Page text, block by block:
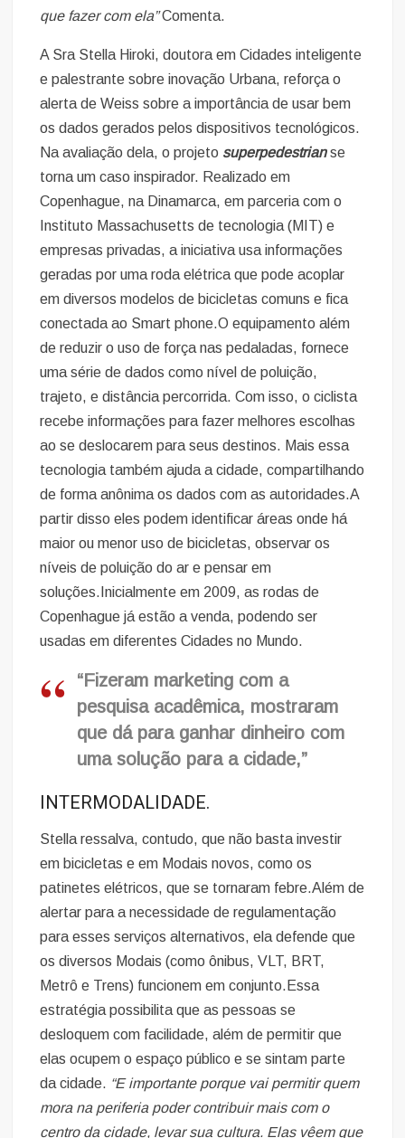
que fazer com ela”Comenta.
A Sra Stella Hiroki, doutora em Cidades inteligente
e palestrante sobre inovação Urbana, reforça o
alerta de Weiss sobre a importância de usar bem
os dados gerados pelos dispositivos tecnológicos.
Na avaliação dela, o projeto superpedestrianse
torna um caso inspirador. Realizado em
Copenhague, na Dinamarca, em parceria com o
Instituto Massachusetts de tecnologia (MIT) e
empresas privadas, a iniciativa usa informações
geradas por uma roda elétrica que pode acoplar
em diversos modelos de bicicletas comuns e fica
conectada ao Smart phone.O equipamento além
de reduzir o uso de força nas pedaladas, fornece
uma série de dados como nível de poluição,
trajeto, e distância percorrida. Com isso, o ciclista
recebe informações para fazer melhores escolhas
ao se deslocarem para seus destinos. Mais essa
tecnologia também ajuda a cidade, compartilhando
de forma anônima os dados com as autoridades.A
partir disso eles podem identificar áreas onde há
maior ou menor uso de bicicletas, observar os
níveis de poluição do ar e pensar em
soluções.Inicialmente em 2009, as rodas de
Copenhague já estão a venda, podendo ser
usadas em diferentes Cidades no Mundo.
“Fizeram marketing com a
pesquisa acadêmica, mostraram
que dá para ganhar dinheiro com
uma solução para a cidade,”
INTERMODALIDADE.
Stella ressalva, contudo, que não basta investir
em bicicletas e em Modais novos, como os
patinetes elétricos, que se tornaram febre.Além de
alertar para a necessidade de regulamentação
para esses serviços alternativos, ela defende que
os diversos Modais (como ônibus, VLT, BRT,
Metrô e Trens) funcionem em conjunto.Essa
estratégia possibilita que as pessoas se
desloquem com facilidade, além de permitir que
elas ocupem o espaço público e se sintam parte
da cidade. “E importante porque vai permitir quem
mora na periferia poder contribuir mais com o
centro da cidade, levar sua cultura. Elas vêem que